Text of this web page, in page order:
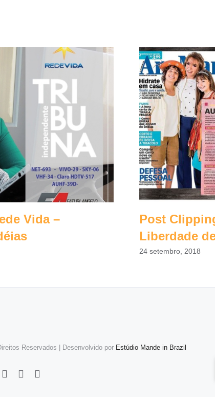
Vida –
Post
Liberdade
24 setembro, 2018
Reservados | Desenvolvido por Estúdio Mande in Brazil
InstagramLinkedIn